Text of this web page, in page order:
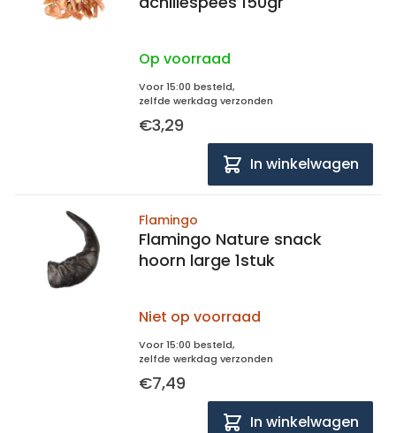
Op voorraad
Voor 15:00 besteld,
zelfde werkdag verzonden
€3,29
In winkelwagen
Flamingo
Flamingo Nature snack
hoorn large 1stuk
Niet op voorraad
Voor 15:00 besteld,
zelfde werkdag verzonden
€7,49
In winkelwagen